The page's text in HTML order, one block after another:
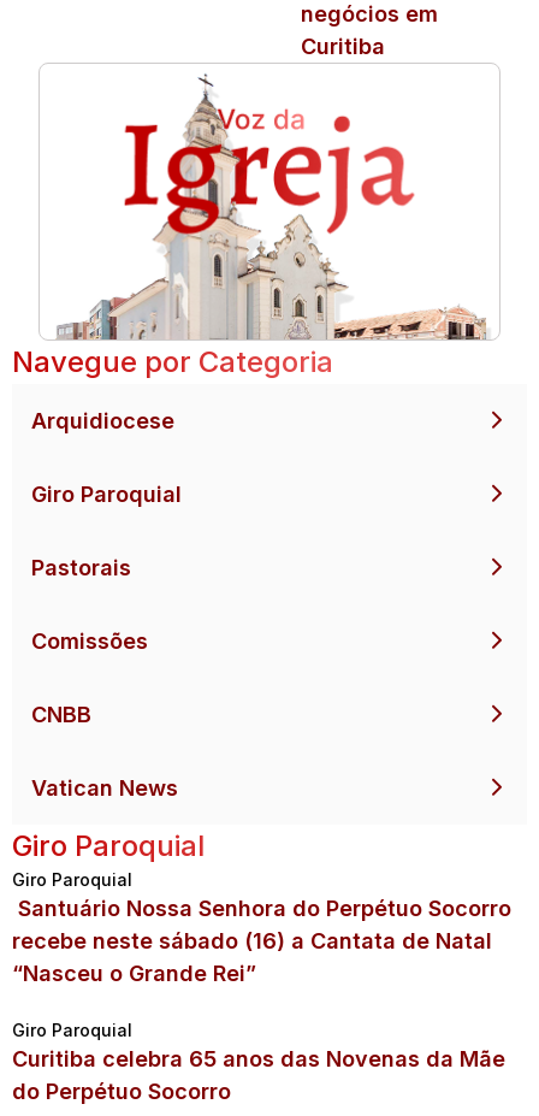
negócios em
Curitiba
Navegue por Categoria
Arquidiocese
Giro Paroquial
Pastorais
Comissões
CNBB
Vatican News
Giro Paroquial
Giro Paroquial
Santuário Nossa Senhora do Perpétuo Socorro
recebe neste sábado (16) a Cantata de Natal
“Nasceu o Grande Rei”
Giro Paroquial
Curitiba celebra 65 anos das Novenas da Mãe
do Perpétuo Socorro